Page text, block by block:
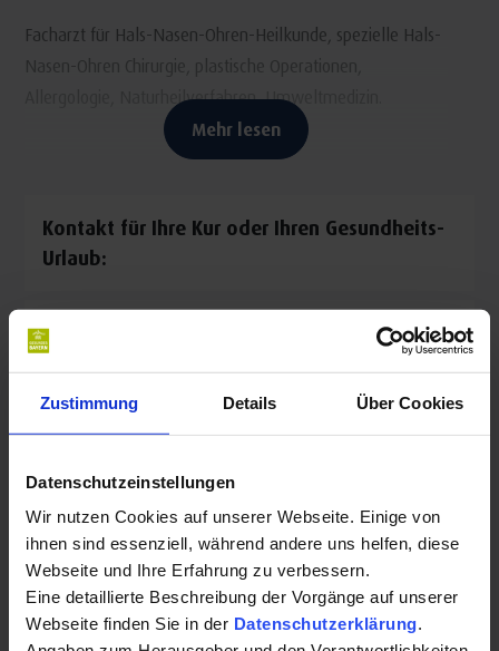
Zustimmung Details Über Cookies
Datenschutzeinstellungen
Wir nutzen Cookies auf unserer Webseite. Einige von
ihnen sind essenziell, während andere uns helfen, diese
Webseite und Ihre Erfahrung zu verbessern.
Eine detaillierte Beschreibung der Vorgänge auf unserer
Webseite finden Sie in der Datenschutzerklärung.
Facharzt für Hals-Nasen-Ohren-Heilkunde, spezielle Hals-
Nasen-Ohren Chirurgie, plastische Operationen,
Allergologie, Naturheilverfahren, Umweltmedizin.
Mehr lesen
Kontakt für Ihre Kur oder Ihren Gesundheits-
Urlaub:
HNO Zentrum Mangfall - Inn
Münchner Str. 2
Auf Karte anzeigen
Telefon:
+498061938493
E-Mail:
aibling@hno-mangfall-inn.de